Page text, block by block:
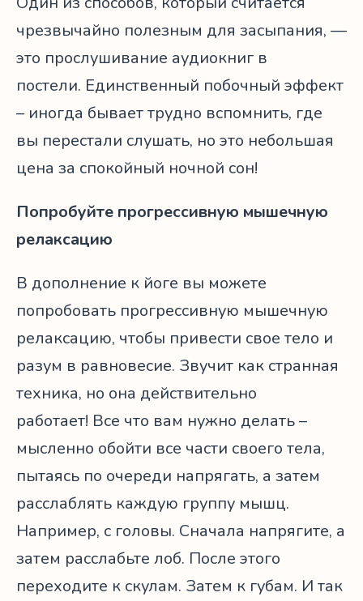
чрезвычайно полезным для засыпания, —
это прослушивание аудиокниг в
постели. Единственный побочный эффект
– иногда бывает трудно вспомнить, где
вы перестали слушать, но это небольшая
цена за спокойный ночной сон!
Попробуйте прогрессивную мышечную
релаксацию
В дополнение к йоге вы можете
попробовать прогрессивную мышечную
релаксацию, чтобы привести свое тело и
разум в равновесие. Звучит как странная
техника, но она действительно
работает! Все что вам нужно делать –
мысленно обойти все части своего тела,
пытаясь по очереди напрягать, а затем
расслаблять каждую группу мышц.
Например, с головы. Сначала напрягите, а
затем расслабьте лоб. После этого
переходите к скулам. Затем к губам. И так